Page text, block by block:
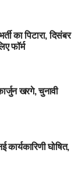
का पिटारा, दिसंबर
फॉर्म
खरगे, चुनावी
घोषित,